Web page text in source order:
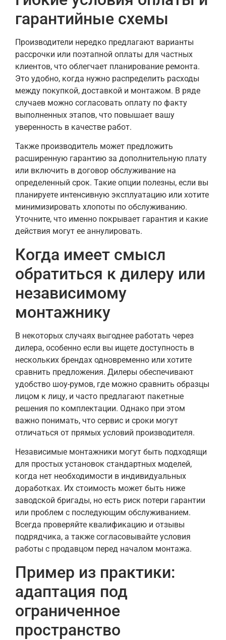
гарантийные схемы
Производители нередко предлагают варианты
рассрочки или поэтапной оплаты для частных
клиентов, что облегчает планирование ремонта.
Это удобно, когда нужно распределить расходы
между покупкой, доставкой и монтажом. В ряде
случаев можно согласовать оплату по факту
выполненных этапов, что повышает вашу
уверенность в качестве работ.
Также производитель может предложить
расширенную гарантию за дополнительную плату
или включить в договор обслуживание на
определенный срок. Такие опции полезны, если вы
планируете интенсивную эксплуатацию или хотите
минимизировать хлопоты по обслуживанию.
Уточните, что именно покрывает гарантия и какие
действия могут ее аннулировать.
Когда имеет смысл
обратиться к дилеру или
независимому
монтажнику
В некоторых случаях выгоднее работать через
дилера, особенно если вы ищете доступность в
нескольких брендах одновременно или хотите
сравнить предложения. Дилеры обеспечивают
удобство шоу-румов, где можно сравнить образцы
лицом к лицу, и часто предлагают пакетные
решения по комплектации. Однако при этом
важно понимать, что сервис и сроки могут
отличаться от прямых условий производителя.
Независимые монтажники могут быть подходящи
для простых установок стандартных моделей,
когда нет необходимости в индивидуальных
доработках. Их стоимость может быть ниже
заводской бригады, но есть риск потери гарантии
или проблем с последующим обслуживанием.
Всегда проверяйте квалификацию и отзывы
подрядчика, а также согласовывайте условия
работы с продавцом перед началом монтажа.
Пример из практики:
адаптация под
ограниченное
пространство